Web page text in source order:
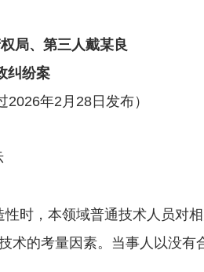
局、第三人戴某良
纠纷案
2026年2月28日发布）
时，本领域普通技术人员对
的考量因素。当事人以没有